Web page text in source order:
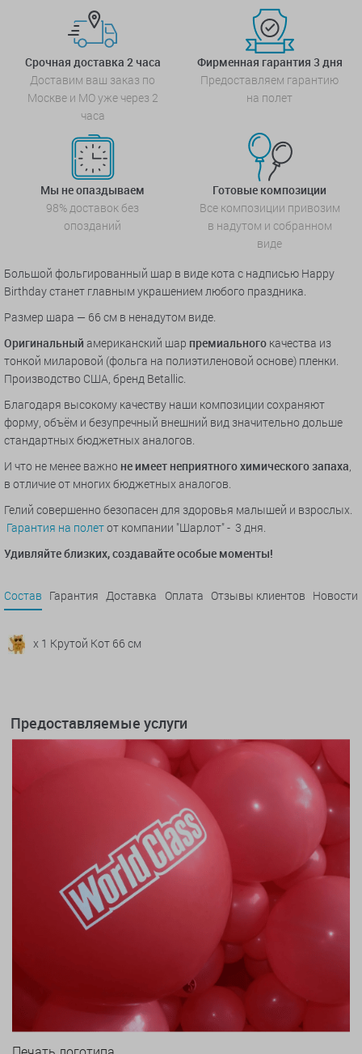
Срочная доставка 2 часа
Доставим ваш заказ по
Москве и МО уже через 2
часа
Фирменная гарантия 3 дня
Предоставляем гарантию
на полет
Мы не опаздываем
98% доставок без
опозданий
Готовые композиции
Все композиции привозим
в надутом и собранном
виде
Большой фольгированный шар в виде кота с надписью Happy
Birthday станет главным украшением любого праздника.
Размер шара — 66 см в ненадутом виде.
Оригинальный американский шар премиального качества из
тонкой миларовой (фольга на полиэтиленовой основе) пленки.
Производство США, бренд Betallic.
Благодаря высокому качеству наши композиции сохраняют
форму, объём и безупречный внешний вид значительно дольше
стандартных бюджетных аналогов.
И что не менее важно не имеет неприятного химического запаха,
в отличие от многих бюджетных аналогов.
Гелий совершенно безопасен для здоровья малышей и взрослых.
Гарантия на полетот компании "Шарлот" - 3 дня.
Удивляйте близких, создавайте особые моменты!
Состав Гарантия Доставка Оплата Отзывы клиентов Новости
x 1 Крутой Кот 66 см
Предоставляемые услуги